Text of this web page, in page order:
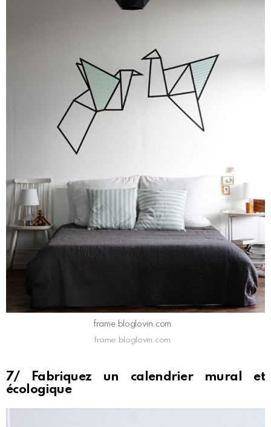
frame.bloglovin.com
frame.bloglovin.com
7/ Fabriquez un calendrier mural et
écologique